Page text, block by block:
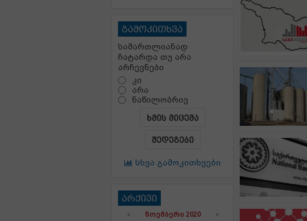
გამოკითხვა
სამართლიანად
ჩატარდა თუ არა
არჩევნები
კი
არა
ნაწილობრივ
ხმის მიცემა
შედეგები
სხვა გამოკითხვები
არქივი
« ᲜᲝᲔᲛᲑᲔᲠᲘ 2020 »